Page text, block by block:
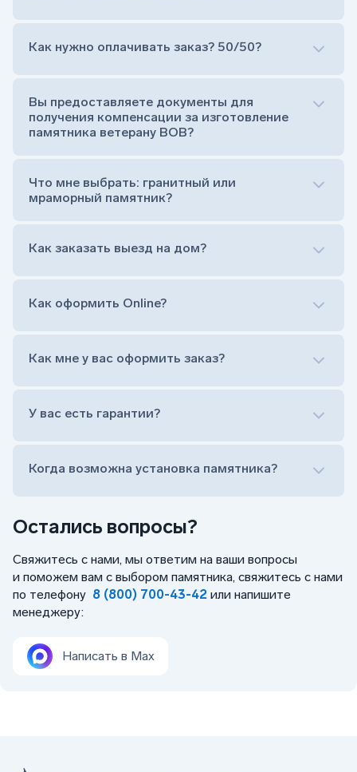
Остались вопросы?
Свяжитесь с нами, мы ответим на ваши вопросы
и поможем вам с выбором памятника, свяжитесь с нами
по телефону 8 (800) 700-43-42 или напишите
менеджеру:
Написать в Max
Сам комплект памятника:
Тумба (постамент, на который при помощи
штыря устанавливается стела)
Цветник (обрамление могилки, бывает, что
Обработка и сверловка комплекта
Расположение символа веры (крестик или
на символ веры или вовсе портрет не рисовать)
прописной)
Как нужно оплачивать заказ? 50/50?
Вы предоставляете документы для
получения компенсации за изготовление
памятника ветерану ВОВ?
Что мне выбрать: гранитный или
мраморный памятник?
Как заказать выезд на дом?
Оформить заказ удаленно (online)
Заказать бесплатный выезд менеджера на дом
Как оформить Online?
Оформить заказ удаленно (online)
Заказать бесплатный выезд менеджера на дом
Как мне у вас оформить заказ?
У вас есть гарантии?
Когда возможна установка памятника?